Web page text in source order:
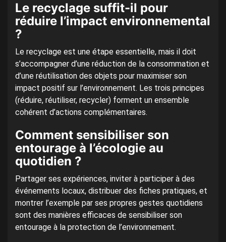
Le recyclage suffit-il pour
réduire l’impact environnemental
?
Le recyclage est une étape essentielle, mais il doit
s’accompagner d’une réduction de la consommation et
d’une réutilisation des objets pour maximiser son
impact positif sur l’environnement. Les trois principes
(réduire, réutiliser, recycler) forment un ensemble
cohérent d’actions complémentaires.
Comment sensibiliser son
entourage à l’écologie au
quotidien ?
Partager ses expériences, inviter à participer à des
événements locaux, distribuer des fiches pratiques, et
montrer l’exemple par ses propres gestes quotidiens
sont des manières efficaces de sensibiliser son
entourage à la protection de l’environnement.